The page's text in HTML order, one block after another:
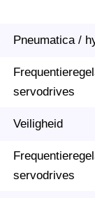
Pneumatica /
servodrives
Veiligheid
servodrives